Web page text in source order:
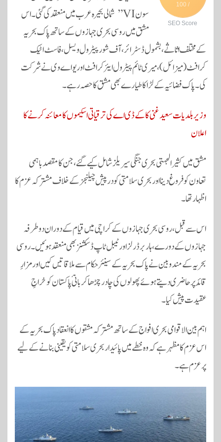
pp / 100
SEO Score
سون VI”
شمالی بحیرہ عرب میں منعقد کی گئی۔ اس
مشق میں روسی بحری جہازوں کے ساتھ پاک بحریہ
کے مختلف اثاثے، بشمول ڈسٹرائر، آف شور پیٹرول ویسل، فاسٹ اٹیک
کرافٹ (میزائل)، میری ٹائم پیٹرول ایئرکرافٹ اور یو اے وی نے شرکت
کی۔ پاک فضائیہ کے لڑاکا طیارے بھی مشق کا حصہ رہے۔
وزیر بلدیات سعید غنی کا کے ڈی اے کی ترقیاتی اسکیموں کا معائنہ کرنے کا
اعلان
مشق میں کثیر الجہتی بحری جنگی سیریلز شامل کیے گئے، جن کا مقصد باہمی
تعاون کو فروغ دینا اور بحری سلامتی کو درپیش چیلنجز کے خلاف مشترکہ عزم کا
اظہار تھا۔
اس سے قبل، روسی بحری جہازوں کے کراچی میں قیام کے دوران دو طرفہ
جہازوں کے دورے، ہاربر ڈرلز اور ٹیبل ٹاپ ڈسکشنز بھی منعقد ہوئیں۔ روسی
بحریہ کے مندوبین نے پاک بحریہ کے سینئر حکام سے ملاقاتیں کیں اور مزارِ
قائد پر حاضری دیتے ہوئے پھولوں کی چادر چڑھا کر بانیٔ پاکستان کو خراجِ
عقیدت پیش کیا۔
اہم بین الاقوامی بحری افواج کے ساتھ مشترکہ مشقوں کا انعقاد پاک بحریہ کے
اس عزم کا مظہر ہے کہ وہ خطے میں پائیدار بحری سلامتی کو یقینی بنانے کے لیے
پرعزم ہے۔